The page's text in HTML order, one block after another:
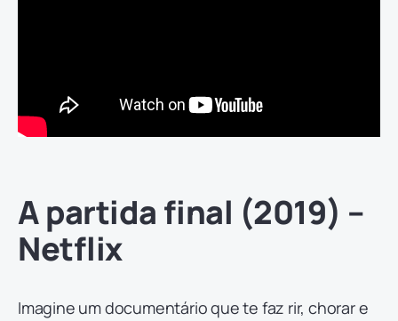
A partida final (2019) –
Netflix
Imagine um documentário que te faz rir, chorar e